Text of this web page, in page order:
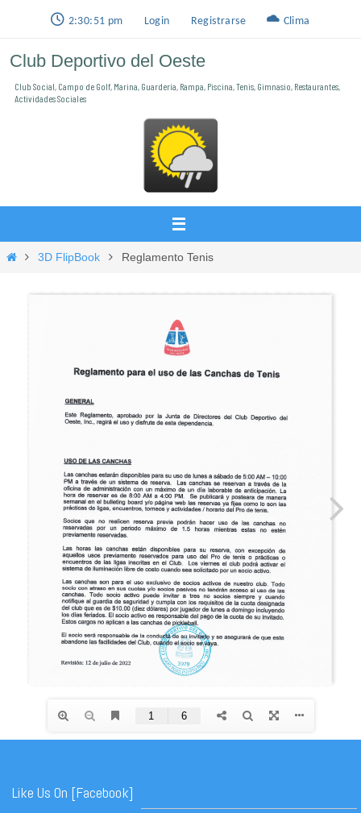
contenido
2:30:52 pm Login Registrarse Clima
Club Deportivo del Oeste
Club Social, Campo de Golf, Marina, Guardería, Rampa, Piscina, Tenis, Gimnasio, Restaurantes,
Actividades Sociales
Inicio3D FlipBook Reglamento Tenis
Like Us On [Facebook]